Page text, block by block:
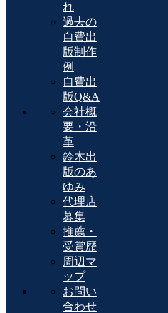
れ
過去の
自費出
版制作
例
自費出
版Q&A
会社概
要・沿
革
鈴木出
版のあ
ゆみ
代理店
募集
推薦・
受賞歴
周辺マ
ップ
お問い
合わせ